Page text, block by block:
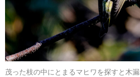
茂った枝の中にとまるマヒワを探すと木